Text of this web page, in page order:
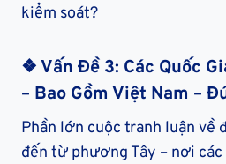
kiểm soát?
❖ Vấn Đề 3: Các Quốc
– Bao Gồm Việt Nam –
Phần lớn cuộc tranh luận về
đến từ phương Tây – nơi